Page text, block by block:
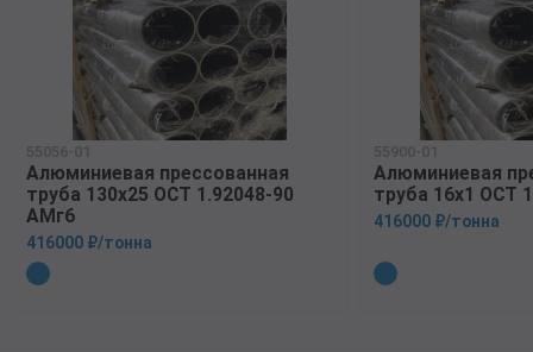
55056-01
Алюминиевая прессованная
труба 130х25 ОСТ 1.92048-90
АМг6
416000 ₽/тонна
55900-01
Алюминиевая
труба 16х1 ОСТ
416000 ₽/тонна